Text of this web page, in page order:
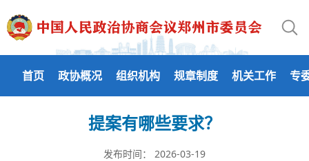
首页 政协概况 组织机构 规章制度 机关工作 专
提案有哪些要求？
发布时间：
2026-03-19